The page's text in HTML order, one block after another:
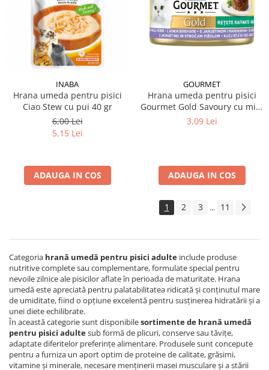
INABA
Hrana umeda pentru pisici
Ciao Stew cu pui 40 gr
6,00 Lei
5,15 Lei
ADAUGA IN COS
GOURMET
Hrana umeda pentru pisici
Gourmet Gold Savoury cu miel
& fasole verde 85 gr
3,09 Lei
ADAUGA IN COS
1 2 3 ... 11
Categoria hrană umedă pentru pisici adulte include produse
nutritive complete sau complementare, formulate special pentru
nevoile zilnice ale pisicilor aflate în perioada de maturitate. Hrana
umedă este apreciată pentru palatabilitatea ridicată și conținutul mare
de umiditate, fiind o opțiune excelentă pentru susținerea hidratării și a
unei diete echilibrate.
În această categorie sunt disponibilesortimente de hrană umedă
pentru pisici adultesub formă de plicuri, conserve sau tăvițe,
adaptate diferitelor preferințe alimentare. Produsele sunt concepute
pentru a furniza un aport optim de proteine de calitate, grăsimi,
vitamine și minerale, necesare menținerii masei musculare și a stării